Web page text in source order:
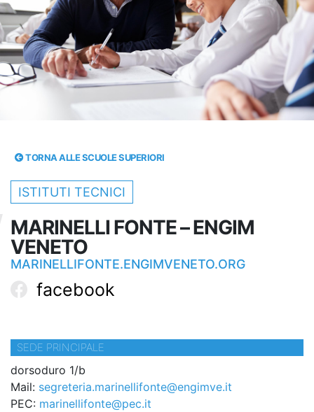
TORNA ALLE SCUOLE SUPERIORI
ISTITUTI TECNICI
MARINELLI FONTE – ENGIM
VENETO
MARINELLIFONTE.ENGIMVENETO.ORG
facebook
SEDE PRINCIPALE
dorsoduro 1/b
Mail: segreteria.marinellifonte@engimve.it
PEC: marinellifonte@pec.it